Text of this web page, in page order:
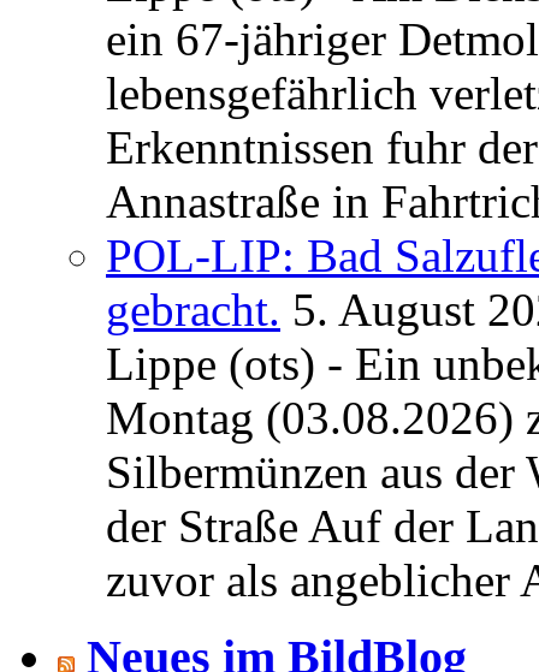
ein 67-jähriger
lebensgefährlich
Erkenntnissen fuhr
Annastraße in
POL-LIP: Bad
gebracht. 5. August
Lippe (ots) - Ein
Montag (03.08.2026)
Silbermünzen aus der
der Straße Auf der
zuvor als angeblicher
Neues im BildBlog